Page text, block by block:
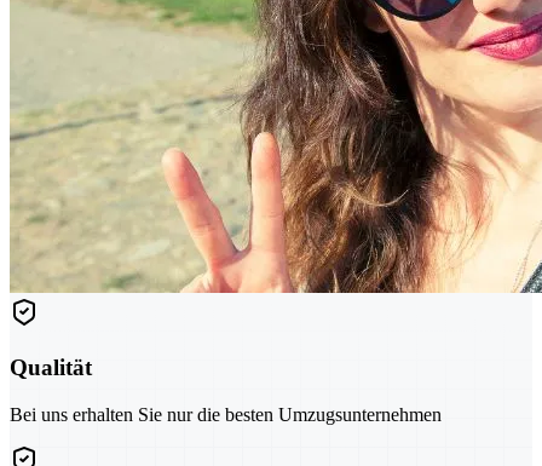
Qualität
Bei uns erhalten Sie nur die besten Umzugsunternehmen